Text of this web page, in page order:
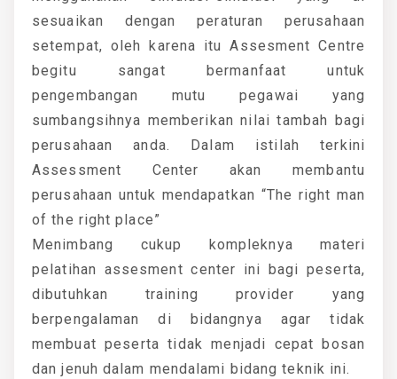
sesuaikan dengan peraturan perusahaan
setempat, oleh karena itu Assesment Centre
begitu sangat bermanfaat untuk
pengembangan mutu pegawai yang
sumbangsihnya memberikan nilai tambah bagi
perusahaan anda. Dalam istilah terkini
Assessment Center akan membantu
perusahaan untuk mendapatkan “The right man
of the right place”
Menimbang cukup kompleknya materi
pelatihan assesment center ini bagi peserta,
dibutuhkan training provider yang
berpengalaman di bidangnya agar tidak
membuat peserta tidak menjadi cepat bosan
dan jenuh dalam mendalami bidang teknik ini.